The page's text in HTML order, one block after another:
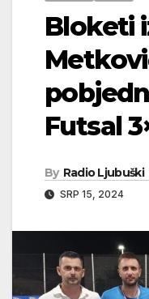
Bloketi
Futsal
By Radio Ljubuški
SRP 15, 2024